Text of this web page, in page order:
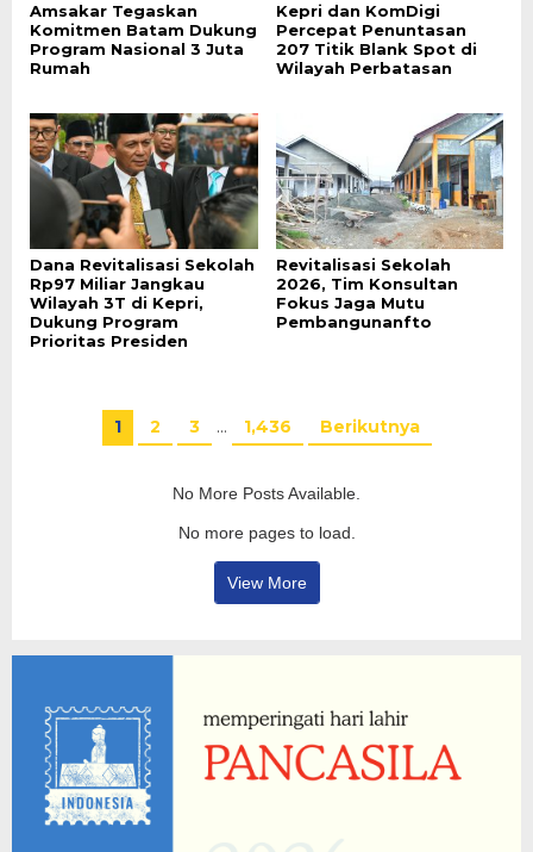
Amsakar Tegaskan
Komitmen Batam Dukung
Program Nasional 3 Juta
Rumah
Kepri dan KomDigi
Percepat Penuntasan
207 Titik Blank Spot di
Wilayah Perbatasan
Dana Revitalisasi Sekolah
Rp97 Miliar Jangkau
Wilayah 3T di Kepri,
Dukung Program
Prioritas Presiden
Revitalisasi Sekolah
2026, Tim Konsultan
Fokus Jaga Mutu
Pembangunanfto
1 2 3 … 1,436 Berikutnya
No More Posts Available.
No more pages to load.
View More